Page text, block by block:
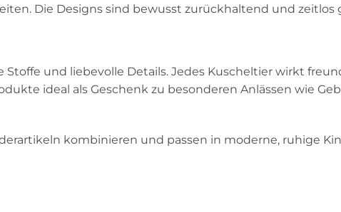
Die Designs sind bewusst zurückhaltend und zeitlos
und liebevolle Details. Jedes Kuscheltier wirkt
ideal als Geschenk zu besonderen Anlässen wie
kombinieren und passen in moderne, ruhige